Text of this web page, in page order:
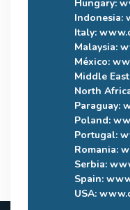
Hungary:
Indonesia:
Italy:
Malaysia:
México:
Middle
North
Paraguay:
Poland:
Portugal:
Romania:
Serbia:
Spain:
USA: